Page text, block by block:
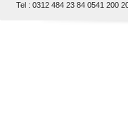
Tel : 0312 484 23 84 0541 200